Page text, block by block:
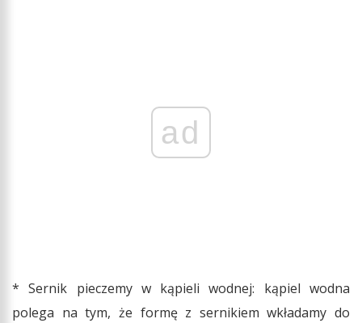
ad
* Sernik pieczemy w kąpieli wodnej: kąpiel wodna
polega na tym, że formę z sernikiem wkładamy do